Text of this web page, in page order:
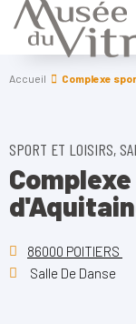
Accueil Complexe
SPORT ET LOISIRS,
86000 POITIERS
Salle De Danse